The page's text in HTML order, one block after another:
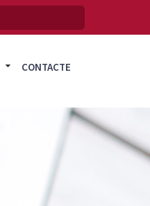
CONTACTE